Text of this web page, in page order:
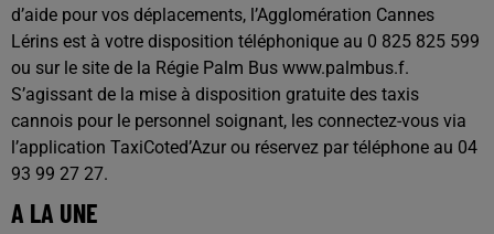
d’aide pour vos déplacements, l’Agglomération Cannes
Lérins est à votre disposition téléphonique au 0 825 825 599
ou sur le site de la Régie Palm Bus www.palmbus.f.
S’agissant de la mise à disposition gratuite des taxis
cannois pour le personnel soignant, les connectez-vous via
l’application TaxiCoted’Azur ou réservez par téléphone au 04
93 99 27 27.
A LA UNE